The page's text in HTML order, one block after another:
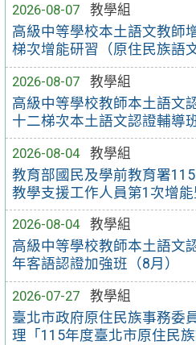
2026-08-07
教學組
高級中等學校本土語文教師
梯次增能研習（原住民族語文
2026-08-07
教學組
高級中等學校教師本土語文
十二梯次本土語文認證輔導
2026-08-04
教學組
教育部國民及學前教育署
教學支援工作人員第1次增
2026-08-04
教學組
高級中等學校教師本土語文
年客語認證加強班（8月）
2026-07-27
教學組
臺北市政府原住民族事務委
理「115年度臺北市原住民族